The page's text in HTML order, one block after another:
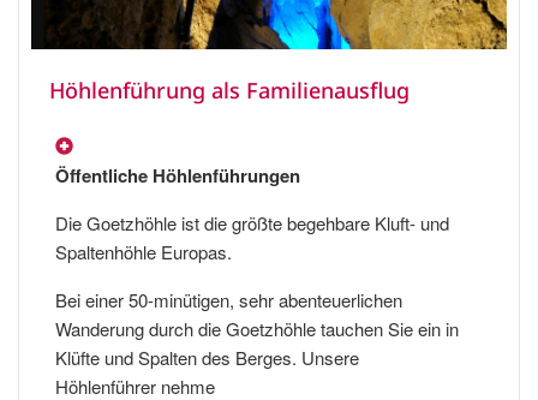
Höhlenführung als Familienausflug
Öffentliche Höhlenführungen
Die Goetzhöhle ist die größte begehbare Kluft- und
Spaltenhöhle Europas.
Bei einer 50-minütigen, sehr abenteuerlichen
Wanderung durch die Goetzhöhle tauchen Sie ein in
Klüfte und Spalten des Berges. Unsere
Höhlenführer nehme